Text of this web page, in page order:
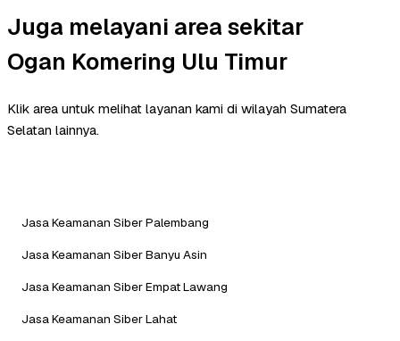
Juga melayani area sekitar
Ogan Komering Ulu Timur
Klik area untuk melihat layanan kami di wilayah Sumatera
Selatan lainnya.
Jasa Keamanan Siber Palembang
Jasa Keamanan Siber Banyu Asin
Jasa Keamanan Siber Empat Lawang
Jasa Keamanan Siber Lahat